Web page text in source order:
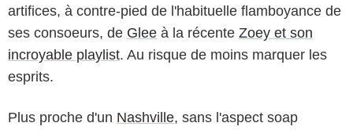
artifices, à contre-pied de l'habituelle flamboyance de
ses consoeurs, de Glee à la récente Zoey et son
incroyable playlist. Au risque de moins marquer les
esprits.
Plus proche d'un Nashville, sans l'aspect soap